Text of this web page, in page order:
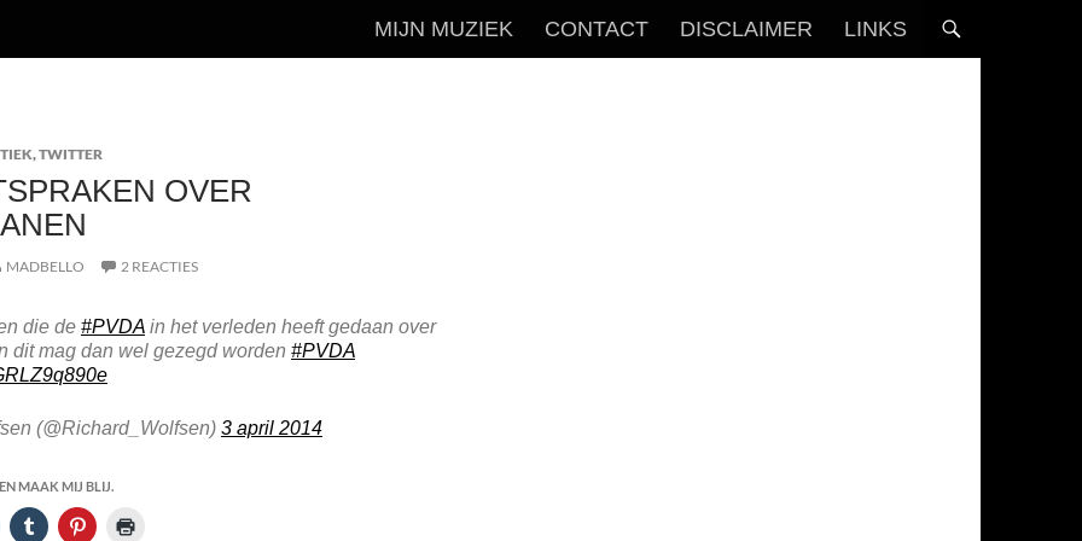
MIJN MUZIEK CONTACT DISCLAIMER LINKS
,TWITTER
OVER
MADBELLO 2 REACTIES
die de #PVDA in het verleden heeft gedaan over
dit mag dan wel gezegd worden #PVDA
(@Richard_Wolfsen) 3 april 2014
MAAK MIJ BLIJ.